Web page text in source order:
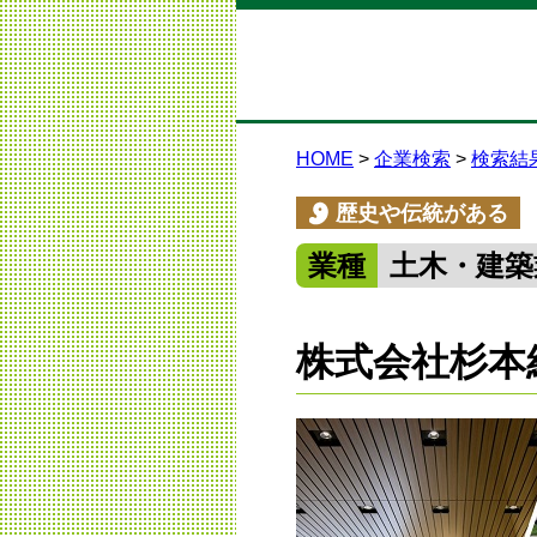
HOME 企業検索 検索結
歴史や伝統がある
業種 土木・建
株式会社杉本